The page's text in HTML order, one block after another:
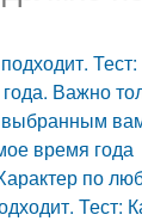
Важно
выбранным
время года
по